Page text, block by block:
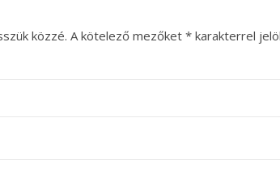
közzé. A kötelező mezőket * karakterrel